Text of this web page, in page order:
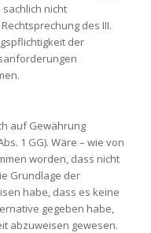
sachlich nicht
des III.
der
auf Gewährung
1 GG). Wäre – wie von
worden, dass nicht
Grundlage der
habe, dass es keine
gegeben habe,
abzuweisen gewesen.